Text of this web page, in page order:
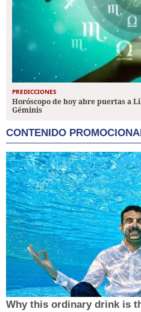
PREDICCIONES
Horóscopo de hoy abre puertas a
Géminis
CONTENIDO
Why this ordinary drink is